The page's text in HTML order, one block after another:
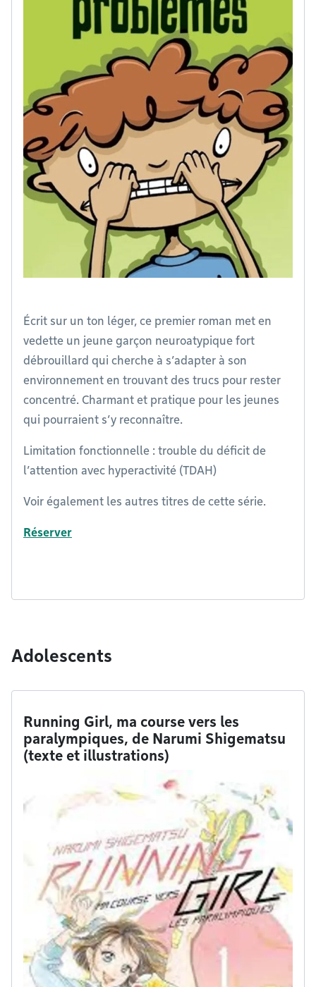
Écrit sur un ton léger, ce premier roman met en
vedette un jeune garçon neuroatypique fort
débrouillard qui cherche à s’adapter à son
environnement en trouvant des trucs pour rester
concentré. Charmant et pratique pour les jeunes
qui pourraient s’y reconnaître.
Limitation fonctionnelle : trouble du déficit de
l’attention avec hyperactivité (TDAH)
Voir également les autres titres de cette série.
Réserver
Adolescents
Running Girl, ma course vers les
paralympiques, de Narumi Shigematsu
(texte et illustrations)